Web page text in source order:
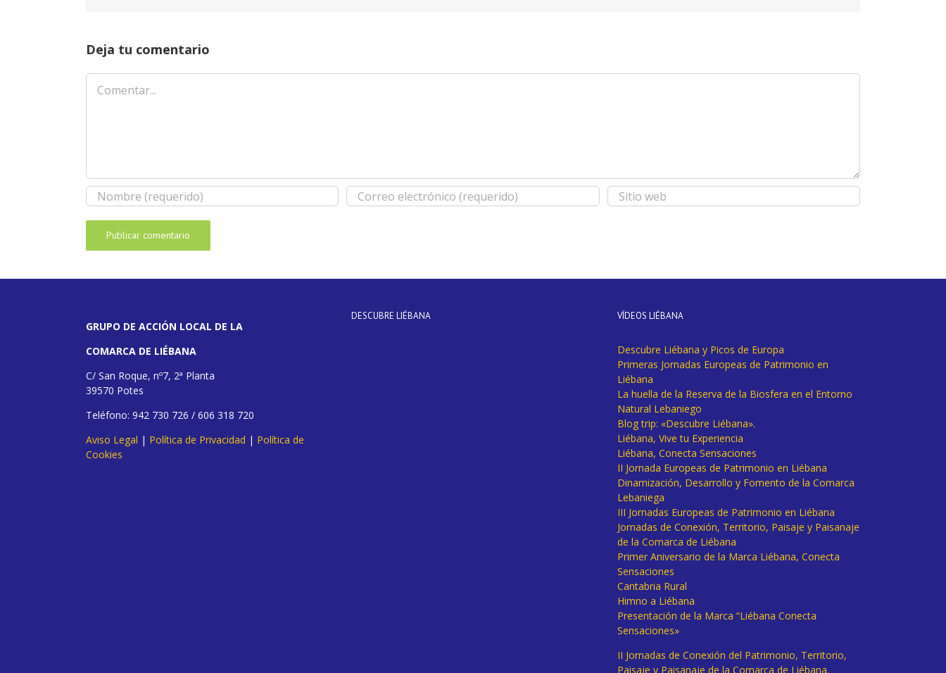
Deja tu comentario
Comentar
GRUPO DE ACCIÓN LOCAL DE LA
COMARCA DE LIÉBANA
C/ San Roque, nº7, 2ª Planta
39570 Potes
Teléfono: 942 730 726 / 606 318 720
Aviso Legal | Política de Privacidad | Política de
Cookies
DESCUBRE LIÉBANA VÍDEOS LIÉBANA
Descubre Liébana y Picos de Europa
Primeras Jornadas Europeas de Patrimonio en
Liébana
La huella de la Reserva de la Biosfera en el Entorno
Natural Lebaniego
Blog trip: «Descubre Liébana».
Liébana, Vive tu Experiencia
Liébana, Conecta Sensaciones
II Jornada Europeas de Patrimonio en Liébana
Dinamización, Desarrollo y Fomento de la Comarca
Lebaniega
III Jornadas Europeas de Patrimonio en Liébana
Jornadas de Conexión, Territorio, Paisaje y Paisanaje
de la Comarca de Liébana
Primer Aniversario de la Marca Liébana, Conecta
Sensaciones
Cantabria Rural
Himno a Liébana
Presentación de la Marca “Liébana Conecta
Sensaciones»
II Jornadas de Conexión del Patrimonio, Territorio,
Paisaje y Paisanaje de la Comarca de Liébana.